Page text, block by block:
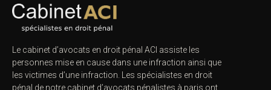
Le cabinet d’avocats en droit pénal ACI assiste les
personnes mise en cause dans une infraction ainsi que
les victimes d’une infraction. Les spécialistes en droit
pénal de notre cabinet d’avocats pénalistes à paris ont